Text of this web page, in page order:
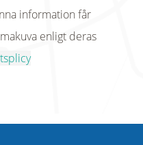
information får
enligt deras